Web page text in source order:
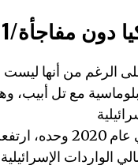
دون مفاجأة
مع تل أبيب،